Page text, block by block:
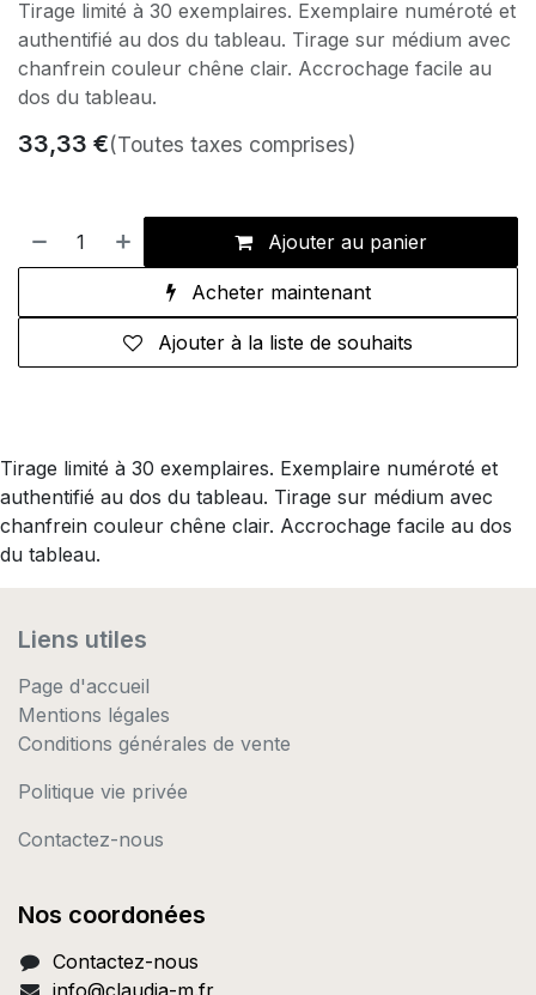
Tirage limité à 30 exemplaires. Exemplaire numéroté et
authentifié au dos du tableau. Tirage sur médium avec
chanfrein couleur chêne clair. Accrochage facile au
dos du tableau.
33,33 €(Toutes taxes comprises)
Ajouter au panier
Acheter maintenant
Ajouter à la liste de souhaits
Tirage limité à 30 exemplaires. Exemplaire numéroté et
authentifié au dos du tableau. Tirage sur médium avec
chanfrein couleur chêne clair. Accrochage facile au dos
du tableau.
Liens utiles
Page d'accueil
Mentions légales
Conditions générales de vente
Politique vie privée
Contactez-nous
Nos coordonées
Contactez-nous